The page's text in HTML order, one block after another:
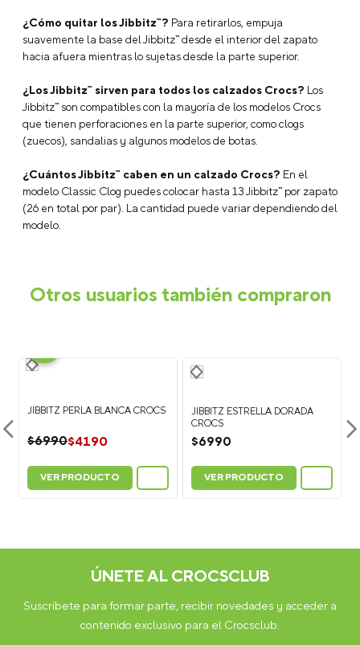
¿Cómo quitar los Jibbitz™? Para retirarlos, empuja
suavemente la base del Jibbitz™ desde el interior del zapato
hacia afuera mientras lo sujetas desde la parte superior.
¿Los Jibbitz™ sirven para todos los calzados Crocs? Los
Jibbitz™ son compatibles con la mayoría de los modelos Crocs
que tienen perforaciones en la parte superior, como clogs
(zuecos), sandalias y algunos modelos de botas.
¿Cuántos Jibbitz™ caben en un calzado Crocs? En el
modelo Classic Clog puedes colocar hasta 13 Jibbitz™ por zapato
(26 en total por par). La cantidad puede variar dependiendo del
modelo.
Otros usuarios también compraron
40%
JIBBITZ PERLA BLANCA CROCS
$6990$4190
VER PRODUCTO
JIBBITZ ESTRELLA DORADA
CROCS
$6990
VER PRODUCTO
ÚNETE AL CROCSCLUB
Suscríbete para formar parte, recibir novedades y acceder a
contenido exclusivo para el Crocsclub.